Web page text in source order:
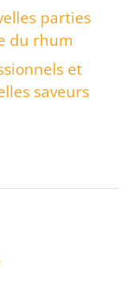
parties
du rhum
et
saveurs